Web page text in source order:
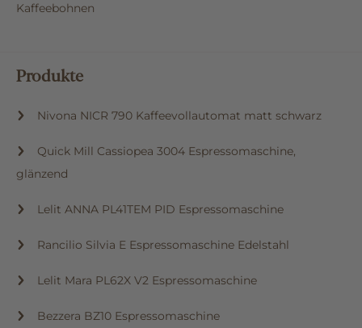
Kaffeebohnen
Produkte
Nivona NICR 790 Kaffeevollautomat matt schwarz
Quick Mill Cassiopea 3004 Espressomaschine,
glänzend
Lelit ANNA PL41TEM PID Espressomaschine
Rancilio Silvia E Espressomaschine Edelstahl
Lelit Mara PL62X V2 Espressomaschine
Bezzera BZ10 Espressomaschine